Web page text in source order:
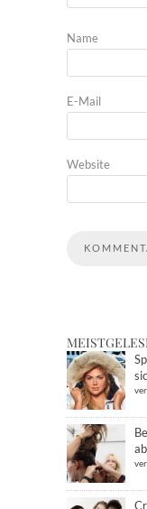
Name
E-Mail
Website